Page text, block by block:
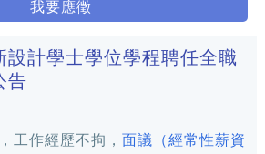
我要應徵
設計學士學位學程聘任全職
告
工作經歷不拘， 面議（經常性薪資